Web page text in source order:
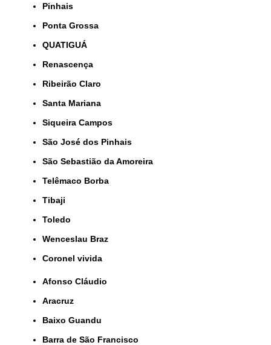
Pinhais
Ponta Grossa
QUATIGUÁ
Renascença
Ribeirão Claro
Santa Mariana
Siqueira Campos
São José dos Pinhais
São Sebastião da Amoreira
Telêmaco Borba
Tibaji
Toledo
Wenceslau Braz
coronel vivida
Afonso Cláudio
Aracruz
Baixo Guandu
Barra de São Francisco